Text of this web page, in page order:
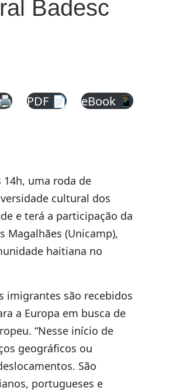
Badesc
🖨 PDF 📄 eBook 📱
14h, uma roda de
cultural dos
e terá a participação da
Magalhães (Unicamp),
haitiana no
imigrantes são recebidos
a Europa em busca de
“Nesse início de
geográficos ou
São
portugueses e